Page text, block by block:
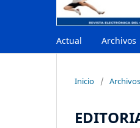
Actual Archivos
Inicio / Archivos